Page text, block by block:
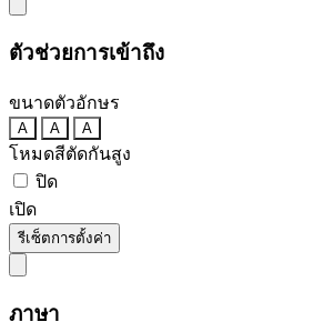
ตัวช่วยการเข้าถึง
ขนาดตัวอักษร
A A A
โหมดสีตัดกันสูง
ปิด
เปิด
รีเซ็ตการตั้งค่า
ภาษา